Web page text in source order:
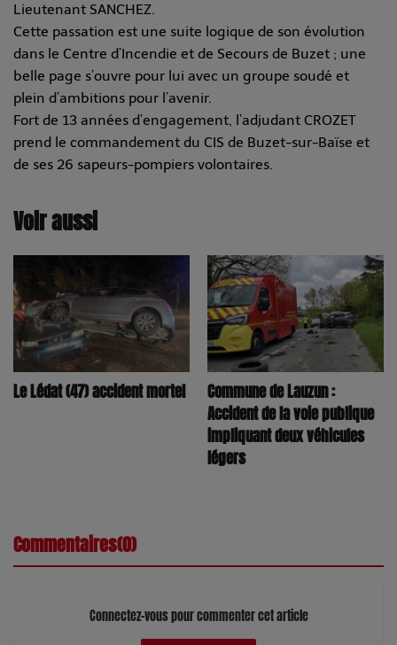
Lieutenant SANCHEZ.
Cette passation est une suite logique de son évolution
dans le Centre d’Incendie et de Secours de Buzet ; une
belle page s’ouvre pour lui avec un groupe soudé et
plein d’ambitions pour l’avenir.
Fort de 13 années d’engagement, l’adjudant CROZET
prend le commandement du CIS de Buzet-sur-Baïse et
de ses 26 sapeurs-pompiers volontaires.
Voir aussi
Le Lédat (47) accident mortel
Commune de Lauzun :
Accident de la voie publique
impliquant deux véhicules
légers
Commentaires(0)
Connectez-vous pour commenter cet article